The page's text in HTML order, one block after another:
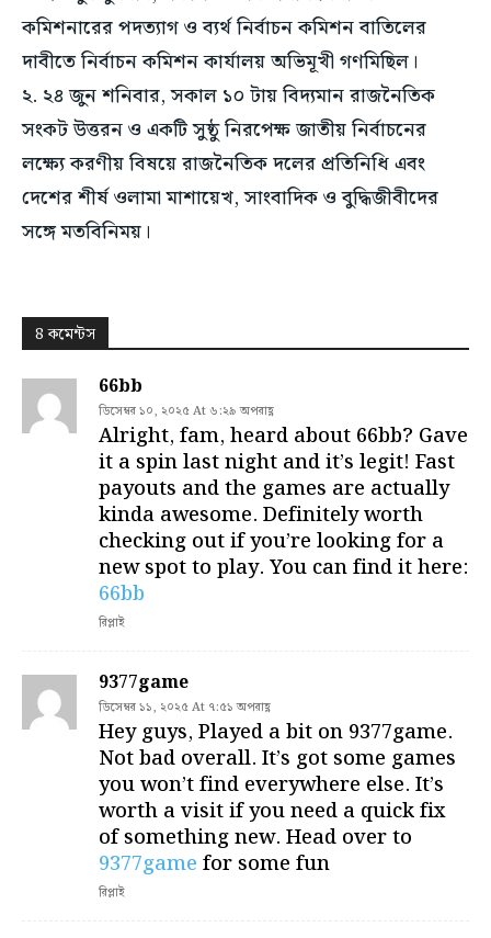
কমিশনারের পদত্যাগ ও ব্যর্থ নির্বাচন কমিশন বাতিলের
দাবীতে নির্বাচন কমিশন কার্যালয় অভিমূখী গণমিছিল।
২. ২৪ জুন শনিবার, সকাল ১০ টায় বিদ্যমান রাজনৈতিক
সংকট উত্তরন ও একটি সুষ্ঠু নিরপেক্ষ জাতীয় নির্বাচনের
লক্ষ্যে করণীয় বিষয়ে রাজনৈতিক দলের প্রতিনিধি এবং
দেশের শীর্ষ ওলামা মাশায়েখ, সাংবাদিক ও বুদ্ধিজীবীদের
সঙ্গে মতবিনিময়।
8 কমেন্টস
66bb
ডিসেম্বর ১০, ২০২৫ At ৬:২৯ অপরাহ্ণ
Alright, fam, heard about 66bb? Gave
it a spin last night and it’s legit! Fast
payouts and the games are actually
kinda awesome. Definitely worth
checking out if you’re looking for a
new spot to play. You can find it here:
66bb
রিপ্লাই
9377game
ডিসেম্বর ১১, ২০২৫ At ৭:৫১ অপরাহ্ণ
Hey guys, Played a bit on 9377game.
Not bad overall. It’s got some games
you won’t find everywhere else. It’s
worth a visit if you need a quick fix
of something new. Head over to
9377game for some fun
রিপ্লাই